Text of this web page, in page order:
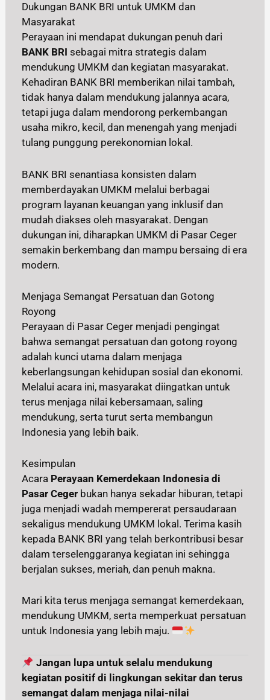
Dukungan BANK BRI untuk UMKM dan
Masyarakat
Perayaan ini mendapat dukungan penuh dari
BANK BRI sebagai mitra strategis dalam
mendukung UMKM dan kegiatan masyarakat.
Kehadiran BANK BRI memberikan nilai tambah,
tidak hanya dalam mendukung jalannya acara,
tetapi juga dalam mendorong perkembangan
usaha mikro, kecil, dan menengah yang menjadi
tulang punggung perekonomian lokal.
BANK BRI senantiasa konsisten dalam
memberdayakan UMKM melalui berbagai
program layanan keuangan yang inklusif dan
mudah diakses oleh masyarakat. Dengan
dukungan ini, diharapkan UMKM di Pasar Ceger
semakin berkembang dan mampu bersaing di era
modern.
Menjaga Semangat Persatuan dan Gotong
Royong
Perayaan di Pasar Ceger menjadi pengingat
bahwa semangat persatuan dan gotong royong
adalah kunci utama dalam menjaga
keberlangsungan kehidupan sosial dan ekonomi.
Melalui acara ini, masyarakat diingatkan untuk
terus menjaga nilai kebersamaan, saling
mendukung, serta turut serta membangun
Indonesia yang lebih baik.
Kesimpulan
Acara Perayaan Kemerdekaan Indonesia di
Pasar Ceger bukan hanya sekadar hiburan, tetapi
juga menjadi wadah mempererat persaudaraan
sekaligus mendukung UMKM lokal. Terima kasih
kepada BANK BRI yang telah berkontribusi besar
dalam terselenggaranya kegiatan ini sehingga
berjalan sukses, meriah, dan penuh makna.
Mari kita terus menjaga semangat kemerdekaan,
mendukung UMKM, serta memperkuat persatuan
untuk Indonesia yang lebih maju.
Jangan lupa untuk selalu mendukung
kegiatan positif di lingkungan sekitar dan terus
semangat dalam menjaga nilai-nilai